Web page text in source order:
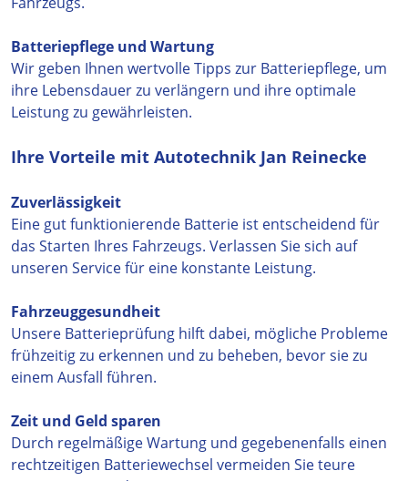
Batteriepflege und Wartung
Wir geben Ihnen wertvolle Tipps zur Batteriepflege, um
ihre Lebensdauer zu verlängern und ihre optimale
Leistung zu gewährleisten.
Ihre Vorteile mit Autotechnik Jan Reinecke
Zuverlässigkeit
Eine gut funktionierende Batterie ist entscheidend für
das Starten Ihres Fahrzeugs. Verlassen Sie sich auf
unseren Service für eine konstante Leistung.
Fahrzeuggesundheit
Unsere Batterieprüfung hilft dabei, mögliche Probleme
frühzeitig zu erkennen und zu beheben, bevor sie zu
einem Ausfall führen.
Zeit und Geld sparen
Durch regelmäßige Wartung und gegebenenfalls einen
rechtzeitigen Batteriewechsel vermeiden Sie teure